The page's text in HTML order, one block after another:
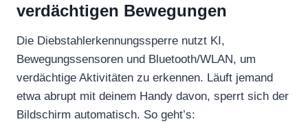
verdächtigen Bewegungen
Die Diebstahlerkennungssperre nutzt KI,
Bewegungssensoren und Bluetooth/WLAN, um
verdächtige Aktivitäten zu erkennen. Läuft jemand
etwa abrupt mit deinem Handy davon, sperrt sich der
Bildschirm automatisch. So geht’s: